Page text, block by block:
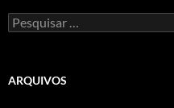
Pesquisar
por:
ARQUIVOS